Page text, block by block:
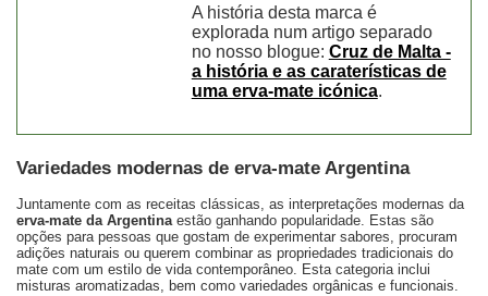
A história desta marca é
explorada num artigo separado
no nosso blogue: Cruz de Malta -
a história e as caraterísticas de
uma erva-mate icónica.
Variedades modernas de erva-mate Argentina
Juntamente com as receitas clássicas, as interpretações modernas da
erva-mate da Argentinaestão ganhando popularidade. Estas são
opções para pessoas que gostam de experimentar sabores, procuram
adições naturais ou querem combinar as propriedades tradicionais do
mate com um estilo de vida contemporâneo. Esta categoria inclui
misturas aromatizadas, bem como variedades orgânicas e funcionais.